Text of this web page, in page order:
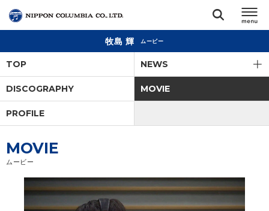
閉じる
アーティスト
ジャンル
ランキング
牧島 輝 ムービー
TOP NEWS
DISCOGRAPHY MOVIE
PROFILE
MOVIE
ムービー